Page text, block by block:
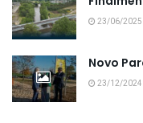
23/06/2025
Novo
23/12/2024